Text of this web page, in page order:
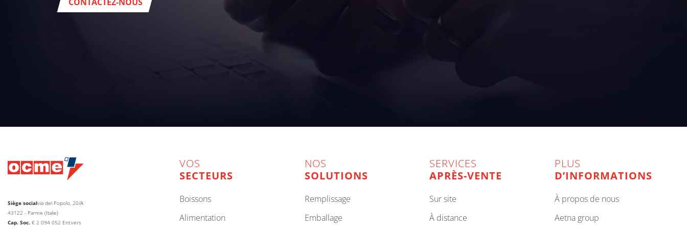
Siège socialvia del Popolo, 20/A
43122 - Parme (Italie)
Cap. Soc. € 2 094 052 Ent.vers
VOS
SECTEURS
boissons
alimentation
NOS
SOLUTIONS
remplissage
emballage
SERVICES
APRÈS-VENTE
sur site
à distance
PLUS
D’INFORMATIONS
à propos de nous
aetna group